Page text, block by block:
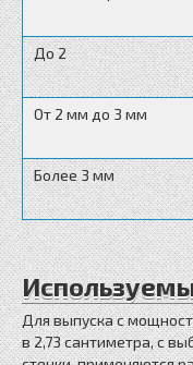
До 2
От 2 мм до 3 мм
Более 3 мм
Для выпуска с
в 2,73 сантиметра, с